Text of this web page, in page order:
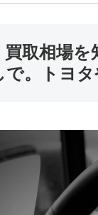
買取相場を
で。トヨ